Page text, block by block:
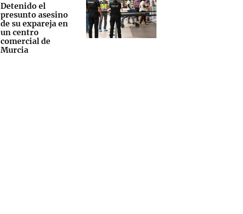
Detenido el
presunto asesino
de su expareja en
un centro
comercial de
Murcia